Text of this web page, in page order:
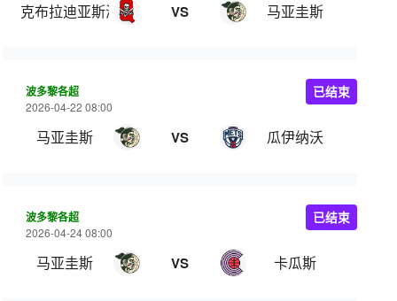
克布拉迪亚斯海盗 VS 马亚圭斯
波多黎各超
2026-04-22 08:00
马亚圭斯 VS 瓜伊纳沃
已结束
波多黎各超
2026-04-24 08:00
马亚圭斯 VS 卡瓜斯
已结束